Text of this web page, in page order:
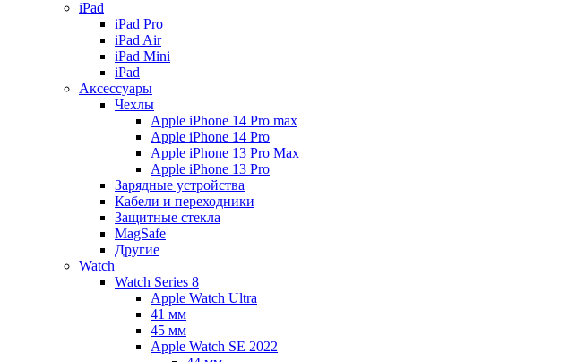
iPad
iPad Pro
iPad Air
iPad Mini
iPаd
Аксессуары
Чехлы
Apple iPhone 14 Pro max
Apple iPhone 14 Pro
Apple iPhone 13 Pro Max
Apple iPhone 13 Pro
Зарядные устройства
Кабели и переходники
Защитные стекла
MagSafe
Другие
Watch
Watch Series 8
Apple Watch Ultra
41 мм
45 мм
Apple Watch SE 2022